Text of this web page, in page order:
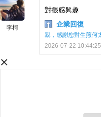
李柯
對很感興趣
企業回復
親，感謝您對生煎何
2026-07-22 10:44:25
×